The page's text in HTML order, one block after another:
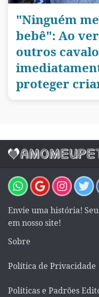
"Ninguém
bebê": Ao
outros
proteger
Envie uma história!
em nosso site!
Sobre
Política de Privacidade
Políticas e Padrões